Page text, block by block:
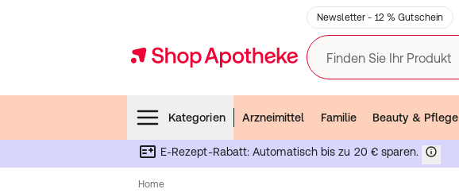
Newsletter - 12 % Gutschein
Finden Sie Ihr Produkt
Kategorien
Arzneimittel Familie Beauty & Pflege
E-Rezept-Rabatt: Automatisch bis zu 20 € sparen.
Home